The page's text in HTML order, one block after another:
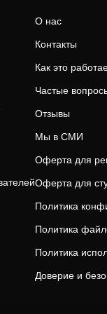
О нас
Контакты
Как это
Частые
Отзывы
Мы в СМИ
Оферта для
Оферта для
Политика
Политика
Политика
Доверие и